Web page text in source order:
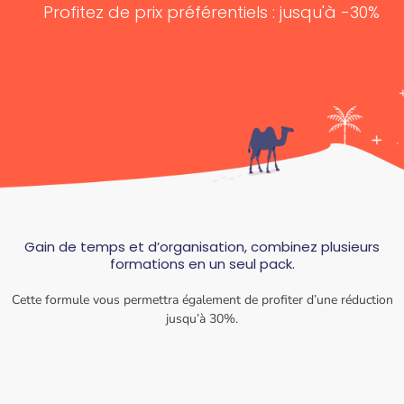
Profitez de prix préférentiels : jusqu'à -30%
Gain de temps et d’organisation, combinez plusieurs
formations en un seul pack.
Cette formule vous permettra également de profiter d’une réduction
jusqu’à 30%.